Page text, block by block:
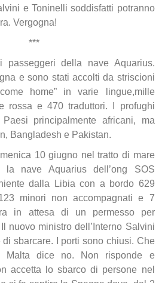
e Toninelli soddisfatti potranno
Vergogna!
***
passeggeri della nave Aquarius.
e sono stati accolti da striscioni
home” in varie lingue,mille
rossa e 470 traduttori. I profughi
principalmente africani, ma
Bangladesh e Pakistan.
10 giugno nel tratto di mare
nave Aquarius dell’ong SOS
dalla Libia con a bordo 629
minori non accompagnati e 7
in attesa di un permesso per
nuovo ministro dell’Interno Salvini
sbarcare. I porti sono chiusi. Che
Malta dice no. Non risponde e
accetta lo sbarco di persone nel